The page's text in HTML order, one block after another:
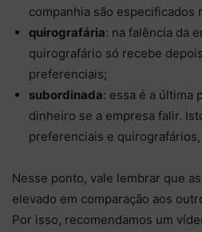
companhia são especificados
quirografária: na falência da
quirografário só recebe
preferenciais;
subordinada: essa é a última
dinheiro se a empresa falir.
preferenciais e
Nesse ponto, vale lembrar que
elevado em comparação aos
Por isso, recomendamos um